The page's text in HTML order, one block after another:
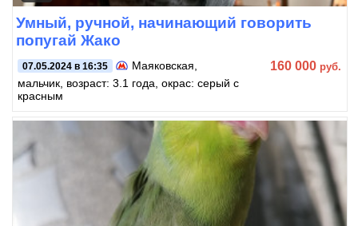
Умный, ручной, начинающий говорить
попугай Жако
07.05.2024 в 16:35 Маяковская
мальчик, возраст: 3.1 года, окрас: серый с
красным
160 000 руб.